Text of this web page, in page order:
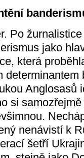
Po
jako
která
Anglosasů
si
nenávistí k
šetří